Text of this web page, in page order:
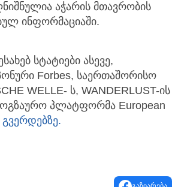
აჭარის მთავრობის
ინფორმაციაში.
სტატიები ასევე,
Forbes, საერთაშორისო
WELLE- ს, WANDERLUST-ის
პლატფორმა European
გვერდებზე.